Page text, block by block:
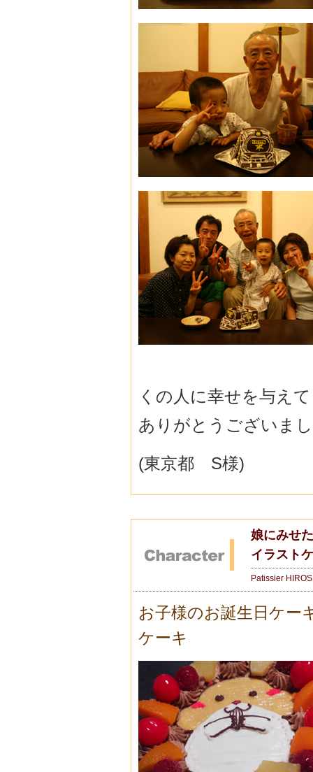
くの人に幸せを与え
ありがとうございま
(東京都 S様)
娘にみせ
イラスト
Patissier
お子様のお誕生日ケー
ケーキ